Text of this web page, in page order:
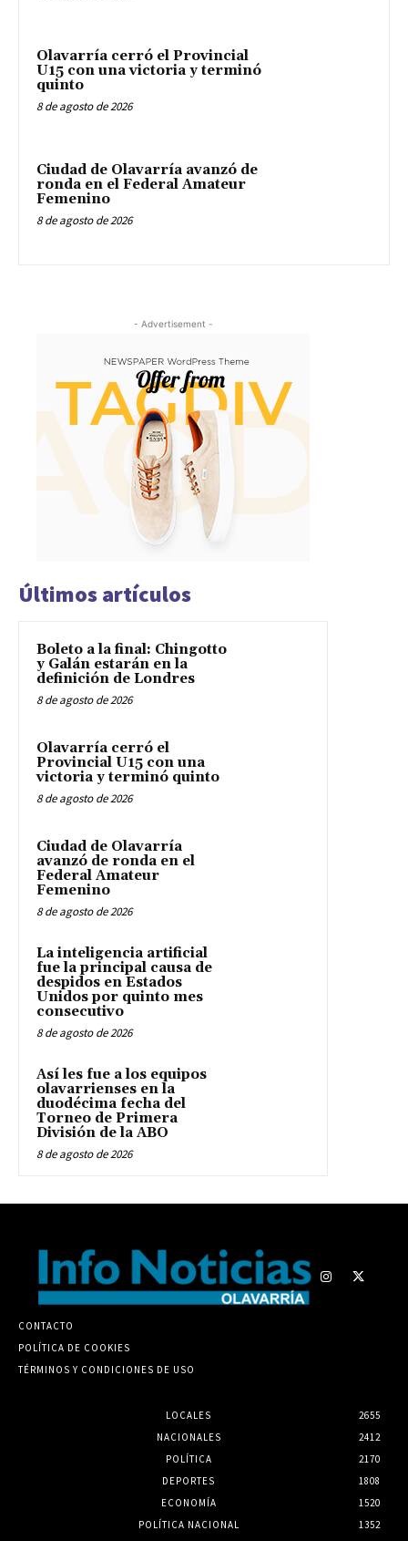
Olavarría cerró el Provincial
U15 con una victoria y terminó
quinto
8 de agosto de 2026
Ciudad de Olavarría avanzó de
ronda en el Federal Amateur
Femenino
8 de agosto de 2026
- Advertisement -
Últimos artículos
Boleto a la final: Chingotto
y Galán estarán en la
definición de Londres
8 de agosto de 2026
Olavarría cerró el
Provincial U15 con una
victoria y terminó quinto
8 de agosto de 2026
Ciudad de Olavarría
avanzó de ronda en el
Federal Amateur
Femenino
8 de agosto de 2026
La inteligencia artificial
fue la principal causa de
despidos en Estados
Unidos por quinto mes
consecutivo
8 de agosto de 2026
Así les fue a los equipos
olavarrienses en la
duodécima fecha del
Torneo de Primera
División de la ABO
8 de agosto de 2026
CONTACTO
POLÍTICA DE COOKIES
TÉRMINOS Y CONDICIONES DE USO
LOCALES
2655
NACIONALES
2412
POLÍTICA
2170
DEPORTES
1808
ECONOMÍA
1520
POLÍTICA NACIONAL
1352